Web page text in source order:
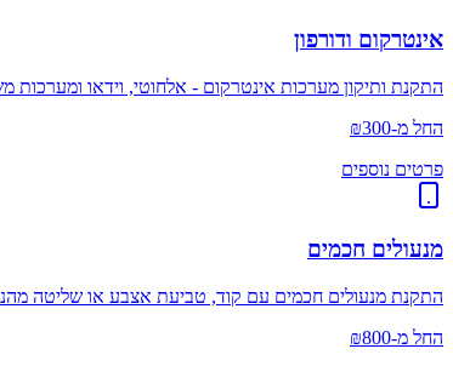
אינטרקום ודורפון
התקנת ותיקון מערכות אינטרקום - אלחוטי, וידאו ומערכות
החל מ-₪300
פרטים נוספים
מנעולים חכמים
התקנת מנעולים חכמים עם קוד, טביעת אצבע או שליטה
החל מ-₪800